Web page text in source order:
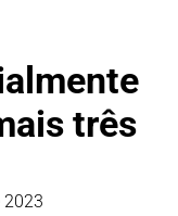
três
2023